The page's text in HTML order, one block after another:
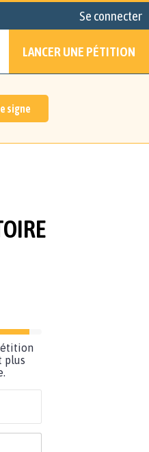
Se connecter
LANCER UNE PÉTITION
signe
plus